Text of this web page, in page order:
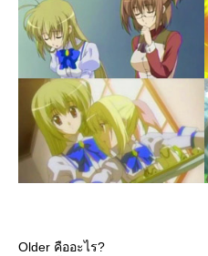
Older คืออะไร?